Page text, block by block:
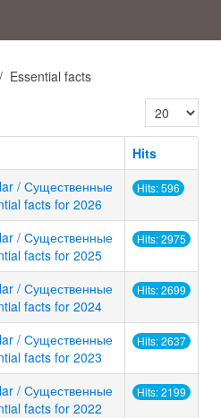
Essential facts
Display #
Hits
/ Существенные
facts for 2026
Hits: 596
/ Существенные
facts for 2025
Hits: 2975
/ Существенные
facts for 2024
Hits: 2699
/ Существенные
facts for 2023
Hits: 2637
/ Существенные
facts for 2022
Hits: 2199